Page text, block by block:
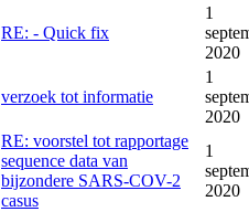
RE: - Quick fix
1
2020
verzoek tot informatie
1
2020
RE: voorstel tot rapportage
sequence data van
bijzondere SARS-COV-2
casus
1
2020